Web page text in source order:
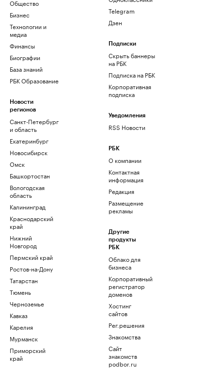
Общество
Бизнес
Технологии и
медиа
Финансы
Биографии
База знаний
РБК Образование
Новости
регионов
Санкт-Петербург
и область
Екатеринбург
Новосибирск
Омск
Башкортостан
Вологодская
область
Калининград
Краснодарский
край
Нижний
Новгород
Пермский край
Ростов-на-Дону
Татарстан
Тюмень
Черноземье
Кавказ
Карелия
Мурманск
Приморский
край
Telegram
Дзен
Подписки
Скрыть баннеры
на РБК
Подписка на РБК
Корпоративная
подписка
Уведомления
RSS Новости
РБК
О компании
Контактная
информация
Редакция
Размещение
рекламы
Другие
продукты
РБК
Облако для
бизнеса
Корпоративный
регистратор
доменов
Хостинг
сайтов
Рег.решения
Знакомства
Сайт
знакомств
podbor.ru